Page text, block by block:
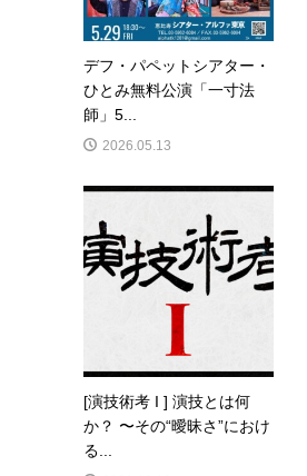
デフ・パペットシアター・
ひとみ無料公演「一寸法
師」5...
2026.05.13
[演技術考 I ] 演技とは何
か？ 〜その“曖昧さ”におけ
る...